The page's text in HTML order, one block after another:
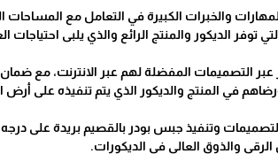
والخبرات الكبيرة في التعامل مع المساحات
الديكور والمنتج الرائع والذي يلبى احتياجات
التصميمات المفضلة لهم عبر الانترنت، مع
في المنتج والديكور الذي يتم تنفيذه على أرض
وتنفيذ جبس بودر بالقصيم بريدة على
والذوق العالي في الديكورات.